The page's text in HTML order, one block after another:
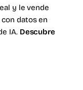
y le vende
datos en
IA. Descubre